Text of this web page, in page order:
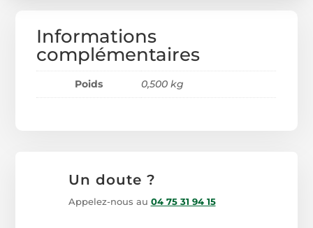
Informations
complémentaires
Poids 0,500 kg
Un doute ?
Appelez-nous au 04 75 31 94 15